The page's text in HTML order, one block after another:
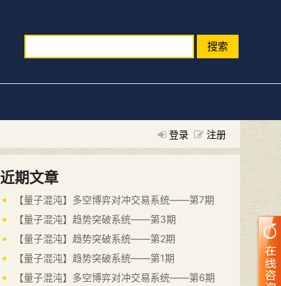
搜索
登录 注册
近期文章
【量子混沌】多空博弈对冲交易系统——第7期
【量子混沌】趋势突破系统——第3期
【量子混沌】趋势突破系统——第2期
【量子混沌】趋势突破系统——第1期
【量子混沌】多空博弈对冲交易系统——第6期